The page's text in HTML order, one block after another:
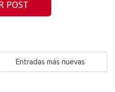
POST
Entradas más nuevas